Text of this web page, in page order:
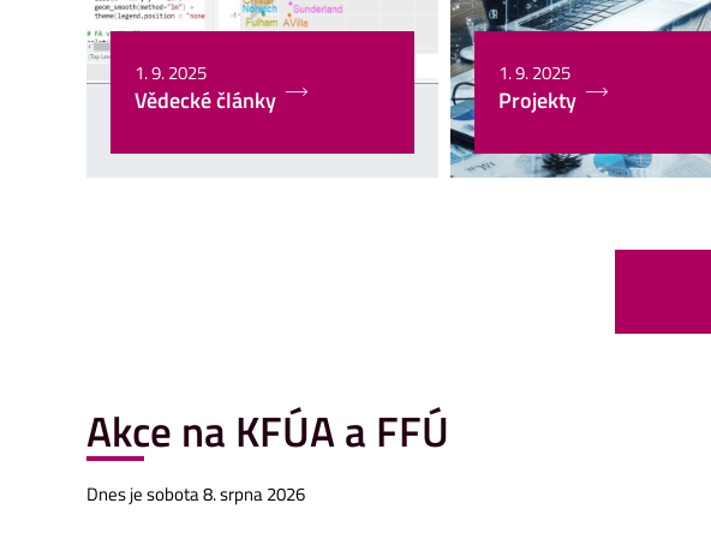
1. 9. 2025
Vědecké články
1. 9. 2025
Projekty
Akce na KFÚA a FFÚ
Dnes je sobota 8. srpna 2026